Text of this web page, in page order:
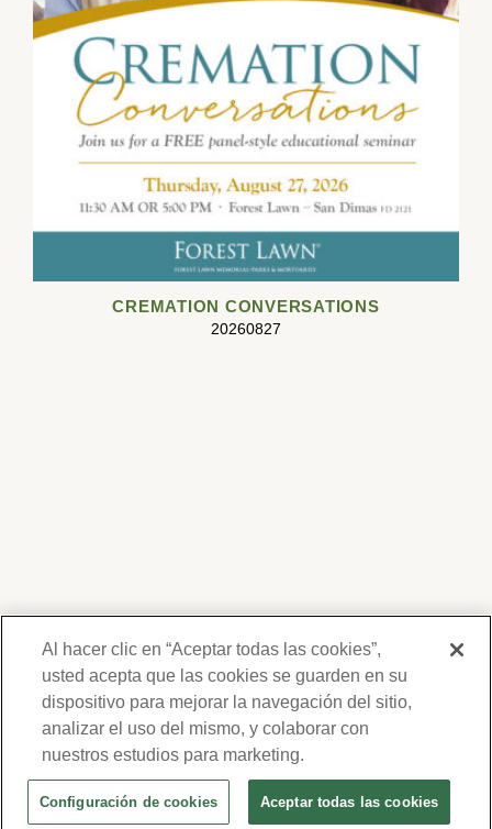
CREMATION CONVERSATIONS
20260827
Gracias por su interés en Forest Lawn.
Nosotros respetamos su privacidad y no
compartiremos su información. Su
información será usada para
comunicarnos periódicamente con usted,
Al hacer clic en “Aceptar todas las cookies”,
usted acepta que las cookies se guarden en su
dispositivo para mejorar la navegación del sitio,
analizar el uso del mismo, y colaborar con
nuestros estudios para marketing.
Configuración de cookies Aceptar todas las cookies